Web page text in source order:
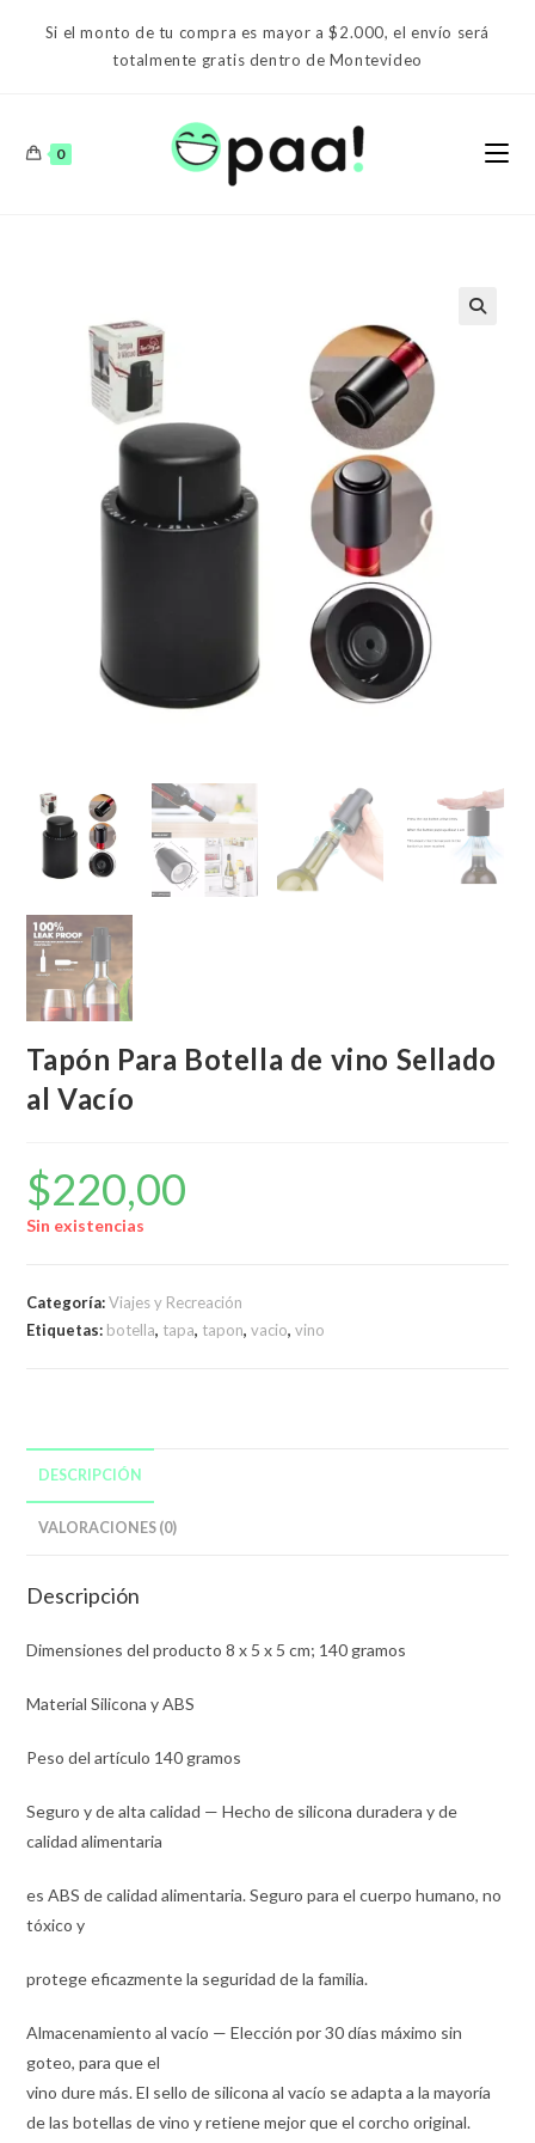
Si el monto de tu compra es mayor a $2.000, el envío será
totalmente gratis dentro de Montevideo
0
Tapón Para Botella de vino Sellado
al Vacío
$220,00
Sin existencias
Categoría:Viajes y Recreación
Etiquetas: botella, tapa, tapon,vacio,vino
DESCRIPCIÓN
VALORACIONES (0)
Descripción
Dimensiones del producto 8 x 5 x 5 cm; 140 gramos
Material Silicona y ABS
Peso del artículo 140 gramos
Seguro y de alta calidad — Hecho de silicona duradera y de
calidad alimentaria
es ABS de calidad alimentaria. Seguro para el cuerpo humano, no
tóxico y
protege eficazmente la seguridad de la familia.
Almacenamiento al vacío — Elección por 30 días máximo sin
goteo, para que el
vino dure más. El sello de silicona al vacío se adapta a la mayoría
de las botellas de vino y retiene mejor que el corcho original.